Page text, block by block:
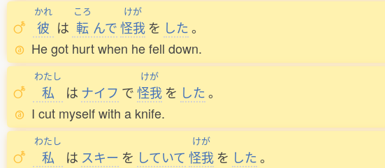
かれ
彼 は
ころ
転 んで
けが
怪我 を した。
He got hurt when he fell down.
わたし
私 は ナイフ で
けが
怪我 を した。
I cut myself with a knife.
わたし
私 は スキー を していて
けが
怪我 を した。